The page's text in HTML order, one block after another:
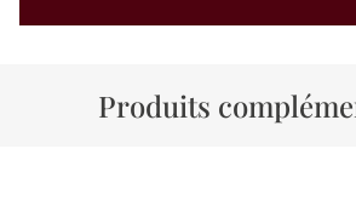
Produits